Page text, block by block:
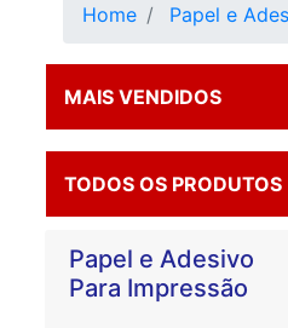
Home Papel e
MAIS VENDIDOS
TODOS OS PRODUTOS
Papel e Adesivo
Para Impressão